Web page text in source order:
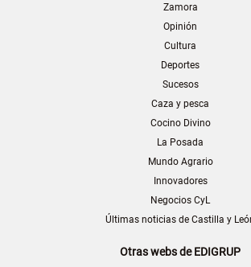
Zamora
Opinión
Cultura
Deportes
Sucesos
Caza y pesca
Cocino Divino
La Posada
Mundo Agrario
Innovadores
Negocios CyL
Últimas noticias de Castilla y
Otras webs de EDIGRUP